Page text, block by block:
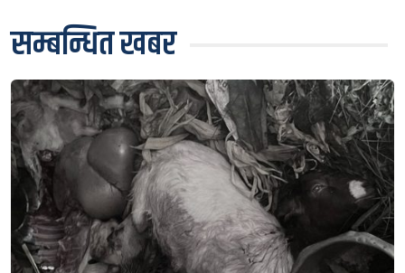
सम्बन्धित खबर